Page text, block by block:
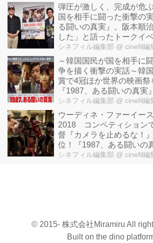
弾圧が激しく、完成が危
国を相手に闘った衝撃の
る闘いの真実』。阪本順
した」と語ったトークイ
シネフィル編集部 @ cinefil編
～韓国国民が国を相手に
争を描く衝撃の実話～韓
賞で4冠ほか世界の映画祭
『1987、ある闘いの真実
シネフィル編集部 @ cinefil編
ウーディネ・ファーイー
2018 コンペティション
督『カメラを止めるな！
位！『1987、ある闘いの
賞！
シネフィル編集部 @ cinefil編
© 2015- 株式会社Miramiru All
Built on the dino